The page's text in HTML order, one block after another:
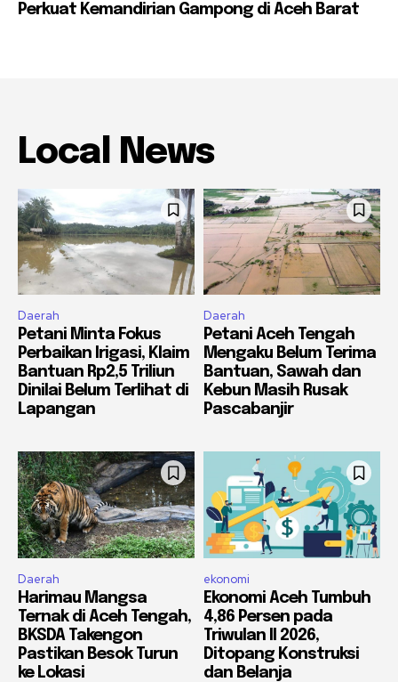
Perkuat Kemandirian Gampong di Aceh Barat
Local News
Daerah
Petani Minta Fokus
Perbaikan Irigasi, Klaim
Bantuan Rp2,5 Triliun
Dinilai Belum Terlihat di
Lapangan
Daerah
Petani Aceh Tengah
Mengaku Belum Terima
Bantuan, Sawah dan
Kebun Masih Rusak
Pascabanjir
Daerah
Harimau Mangsa
Ternak di Aceh Tengah,
BKSDA Takengon
Pastikan Besok Turun
ke Lokasi
ekonomi
Ekonomi Aceh Tumbuh
4,86 Persen pada
Triwulan II 2026,
Ditopang Konstruksi
dan Belanja